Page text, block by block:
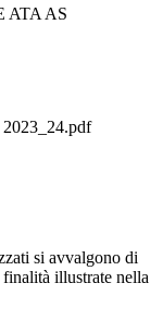
ATA AS
2023_24.pdf
si avvalgono di
illustrate nella